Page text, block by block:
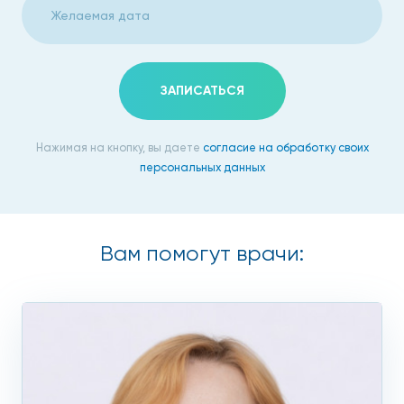
подозрение на течение и других патологических
процессов на фоне чрезмерных физических нагрузок. В
таких случаях лечащий врач назначает пациенту
индивидуальную поддерживающую терапию, способную
за минимальные сроки значительно улучшить общее
сосудистых заболеваний. Также эхокардиография
обязательна для пациентов с диагнозом «порок сердца»,
Когда необходимо пройти УЗИ
УЗИ сердца назначается при подозрении на следующие
ЗАПИСАТЬСЯ
Нажимая на кнопку, вы даете согласие на обработку своих
персональных данных
Вам помогут врачи: